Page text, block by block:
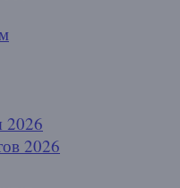
2026
2026